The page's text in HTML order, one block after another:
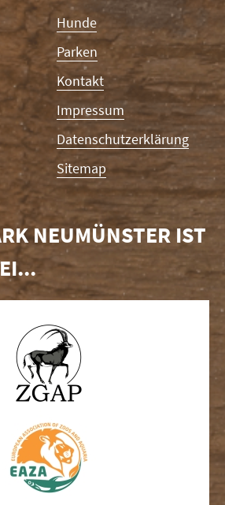
Hunde
Parken
Kontakt
Impressum
Datenschutzerklärung
Sitemap
NEUMÜNSTER IST